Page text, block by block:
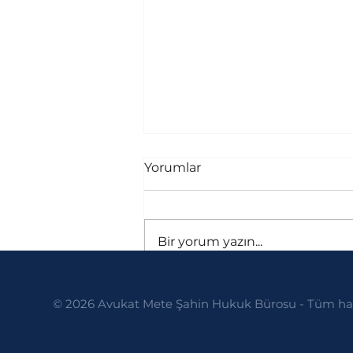
316: Kiracının Özenle
Yorumlar
Bir yorum yazın...
© 2026 Avukat Mete Şahin Hukuk Bürosu - Tüm